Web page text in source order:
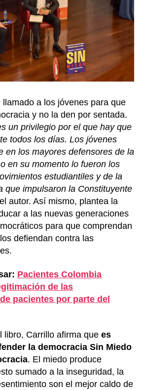
llamado a los jóvenes para que
y no la den por sentada.
un privilegio por el que hay que
todos los días. Los jóvenes
en los mayores defensores de la
en su momento lo fueron los
estudiantiles y de la
que impulsaron la Constituyente
autor. Así mismo, plantea la
a las nuevas generaciones
para que comprendan
defiendan contra las
Pacientes Colombia
de las
pacientes por parte del
libro, Carrillo afirma que es
la democracia Sin Miedo
. El miedo produce
sumado a la inseguridad, la
son el mejor caldo de